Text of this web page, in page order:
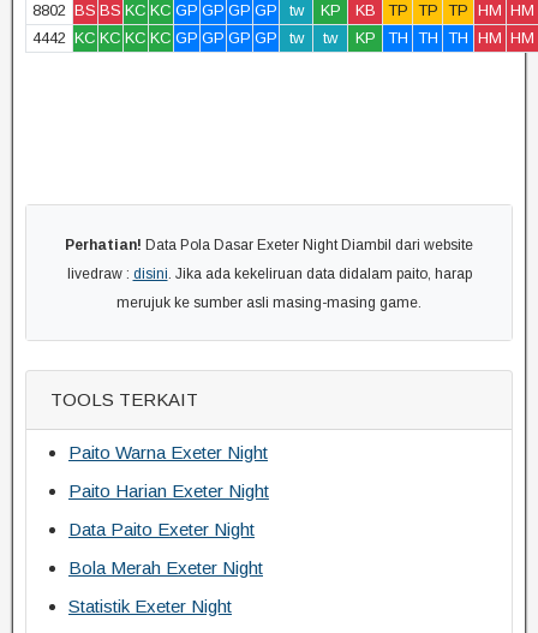
8802 BS BS KC KC GP GP GP GP tw KP KB TP TP TP HM HM
4442 KC KC KC KC GP GP GP GP tw tw KP TH TH TH HM HM
Perhatian! Data Pola Dasar Exeter Night Diambil dari website
livedraw : disini. Jika ada kekeliruan data didalam paito, harap
merujuk ke sumber asli masing-masing game.
TOOLS TERKAIT
Paito Warna Exeter Night
Paito Harian Exeter Night
Data Paito Exeter Night
Bola Merah Exeter Night
Statistik Exeter Night